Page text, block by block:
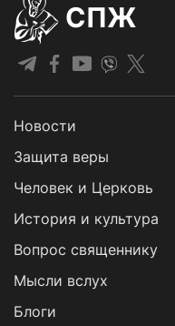
СПЖ
Новости
Защита веры
Человек и Церковь
История и культура
Вопрос священнику
Мысли вслух
Блоги